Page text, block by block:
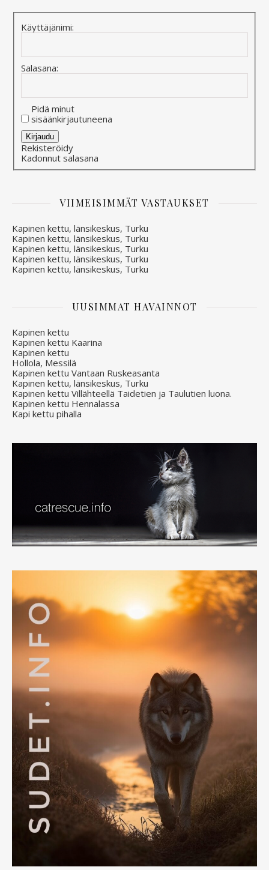
Käyttäjänimi:
Salasana:
Pidä minut
sisäänkirjautuneena
Alternative:
Kirjaudu
Rekisteröidy
Kadonnut salasana
VIIMEISIMMÄT VASTAUKSET
Kapinen kettu, länsikeskus, Turku
Kapinen kettu, länsikeskus, Turku
Kapinen kettu, länsikeskus, Turku
Kapinen kettu, länsikeskus, Turku
Kapinen kettu, länsikeskus, Turku
UUSIMMAT HAVAINNOT
Kapinen kettu
Kapinen kettu Kaarina
Kapinen kettu
Hollola, Messilä
Kapinen kettu Vantaan Ruskeasanta
Kapinen kettu, länsikeskus, Turku
Kapinen kettu Villähteellä Taidetien ja Taulutien luona.
Kapinen kettu Hennalassa
Kapi kettu pihalla